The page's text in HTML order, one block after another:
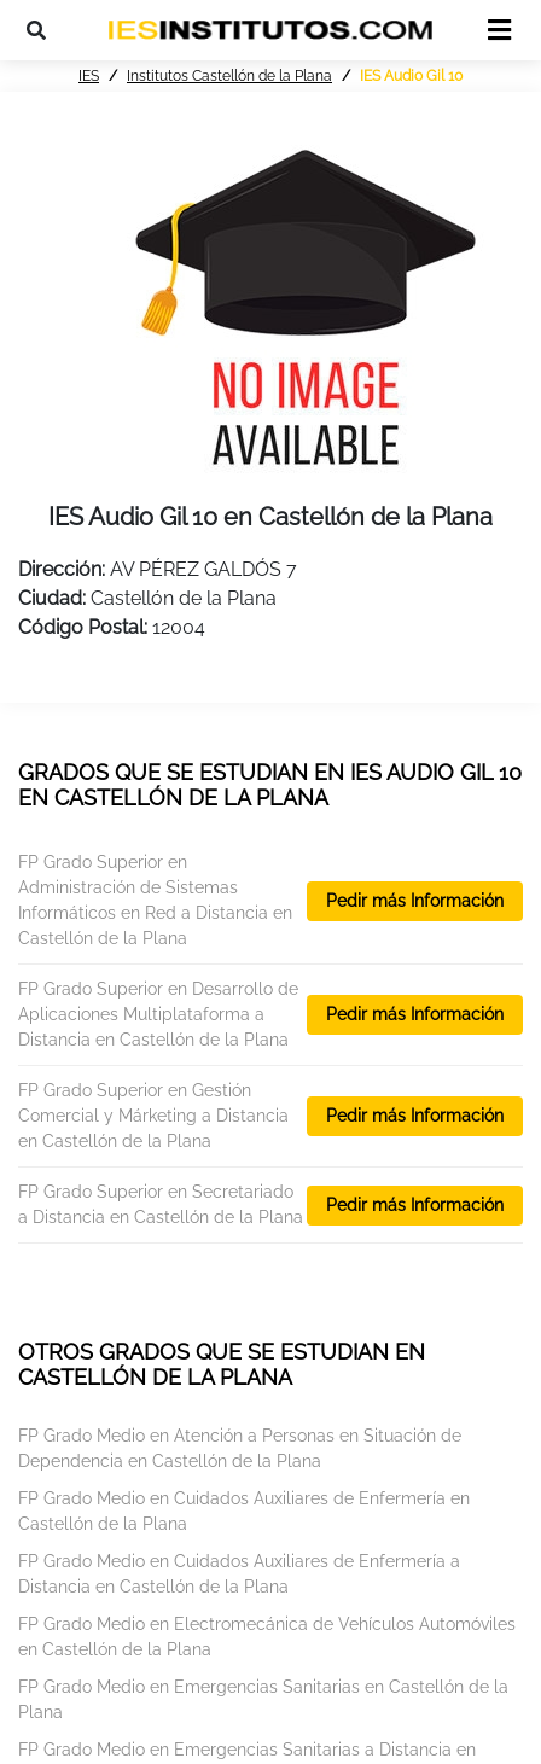
IES Institutos Castellón de la Plana IES Audio Gil 10
IES Audio Gil 10 en Castellón de la Plana
Dirección: AV PÉREZ GALDÓS 7
Ciudad: Castellón de la Plana
Código Postal: 12004
GRADOS QUE SE ESTUDIAN EN IES AUDIO GIL 10
EN CASTELLÓN DE LA PLANA
FP Grado Superior en
Administración de Sistemas
Informáticos en Red a Distancia en
Castellón de la Plana
Pedir más Información
FP Grado Superior en Desarrollo de
Aplicaciones Multiplataforma a
Distancia en Castellón de la Plana
Pedir más Información
FP Grado Superior en Gestión
Comercial y Márketing a Distancia
en Castellón de la Plana
Pedir más Información
FP Grado Superior en Secretariado
a Distancia en Castellón de la Plana
Pedir más Información
OTROS GRADOS QUE SE ESTUDIAN EN
CASTELLÓN DE LA PLANA
FP Grado Medio en Atención a Personas en Situación de
Dependencia en Castellón de la Plana
FP Grado Medio en Cuidados Auxiliares de Enfermería en
Castellón de la Plana
FP Grado Medio en Cuidados Auxiliares de Enfermería a
Distancia en Castellón de la Plana
FP Grado Medio en Electromecánica de Vehículos Automóviles
en Castellón de la Plana
FP Grado Medio en Emergencias Sanitarias en Castellón de la
Plana
FP Grado Medio en Emergencias Sanitarias a Distancia en